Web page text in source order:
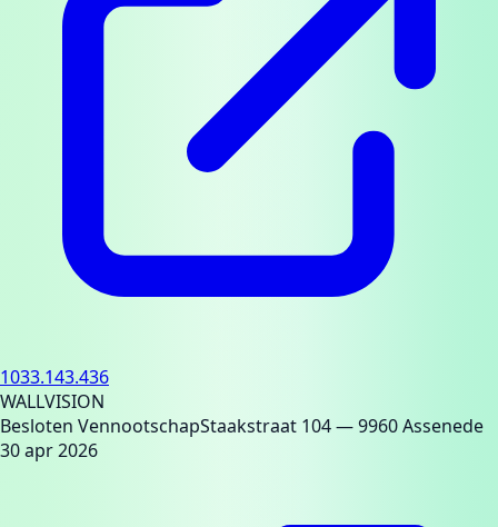
1033.143.436
WALLVISION
Besloten VennootschapStaakstraat 104— 9960 Assenede
30 apr 2026